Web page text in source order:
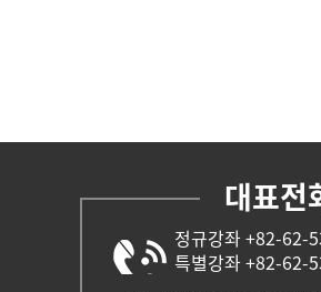
대표전
정규강좌 +82-62-
특별강좌 +82-62-